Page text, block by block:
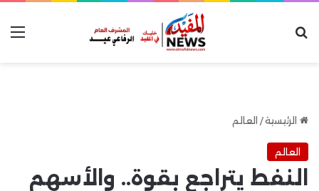
الرئيسية/ العالم
العالم
النفط يتراجع بقوة.. والأسهم